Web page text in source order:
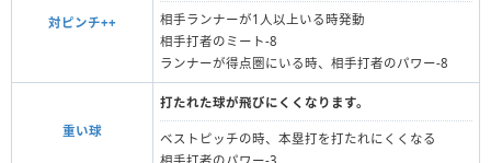
対ピンチ++
相手ランナーが1人以上いる時発動
相手打者のミート-8
ランナーが得点圏にいる時、相手打者のパワー-8
重い球
打たれた球が飛びにくくなります。
ベストピッチの時、本塁打を打たれにくくなる